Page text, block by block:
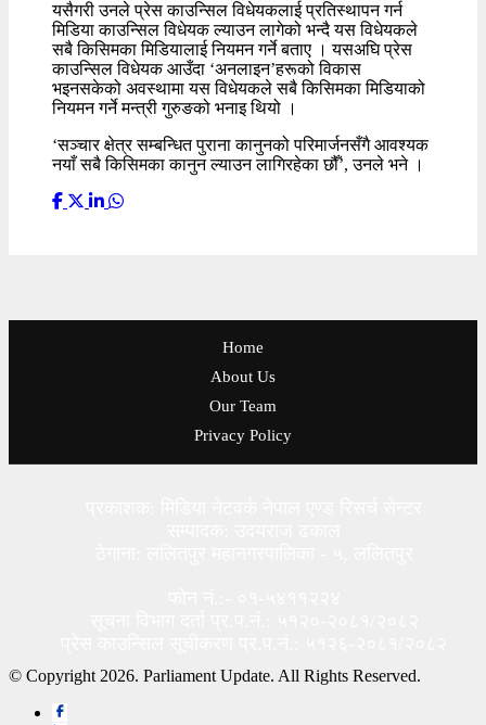
यसैगरी उनले प्रेस काउन्सिल विधेयकलाई प्रतिस्थापन गर्न
मिडिया काउन्सिल विधेयक ल्याउन लागेको भन्दै यस विधेयकले
सबै किसिमका मिडियालाई नियमन गर्ने बताए । यसअघि प्रेस
काउन्सिल विधेयक आउँदा ‘अनलाइन’हरूको विकास
भइनसकेको अवस्थामा यस विधेयकले सबै किसिमका मिडियाको
नियमन गर्ने मन्त्री गुरुङको भनाइ थियो ।
‘सञ्चार क्षेत्र सम्बन्धित पुराना कानुनको परिमार्जनसँगै आवश्यक
नयाँ सबै किसिमका कानुन ल्याउन लागिरहेका छौँ’, उनले भने ।
Home
About Us
Our Team
Privacy Policy
© Copyright 2026. Parliament Update. All Rights Reserved.